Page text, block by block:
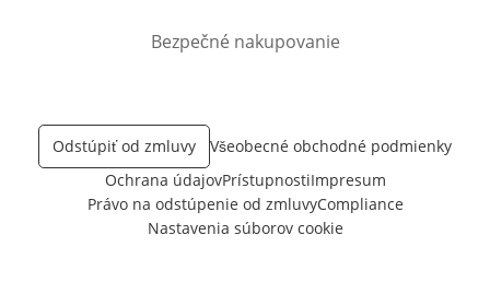
Bezpečné nakupovanie
Odstúpiť od zmluvy
Všeobecné obchodné podmienky
Ochrana údajovPrístupnostiImpresum
Právo na odstúpenie od zmluvyCompliance
Nastavenia súborov cookie